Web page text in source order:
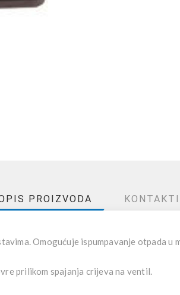
PROIZVODA
Omogućuje ispumpavanje otpada u
prilikom spajanja crijeva na ventil.